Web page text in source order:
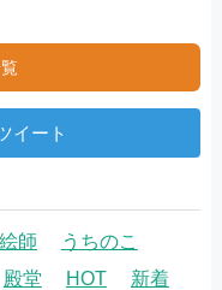
イート
絵師
うちのこ
殿堂 HOT 新着